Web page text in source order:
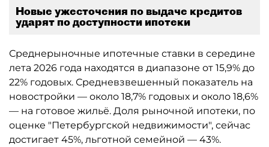
Новые ужесточения по выдаче кредитов
ударят по доступности ипотеки
Среднерыночные ипотечные ставки в середине
лета 2026 года находятся в диапазоне от 15,9% до
22% годовых. Средневзвешенный показатель на
новостройки — около 18,7% годовых и около 18,6%
— на готовое жильё. Доля рыночной ипотеки, по
оценке "Петербургской недвижимости", сейчас
достигает 45%, льготной семейной — 43%.